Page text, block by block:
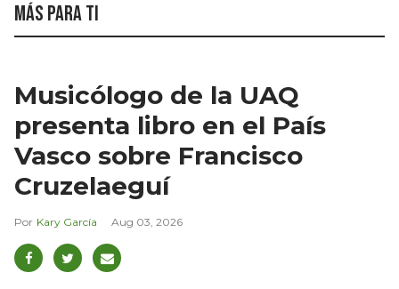
Más para ti
Musicólogo de la UAQ
presenta libro en el País
Vasco sobre Francisco
Cruzelaeguí
Kary García Aug 03, 2026